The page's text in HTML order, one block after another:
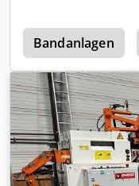
Amjyztzds Esha
Bandführung am
Bandanlagen